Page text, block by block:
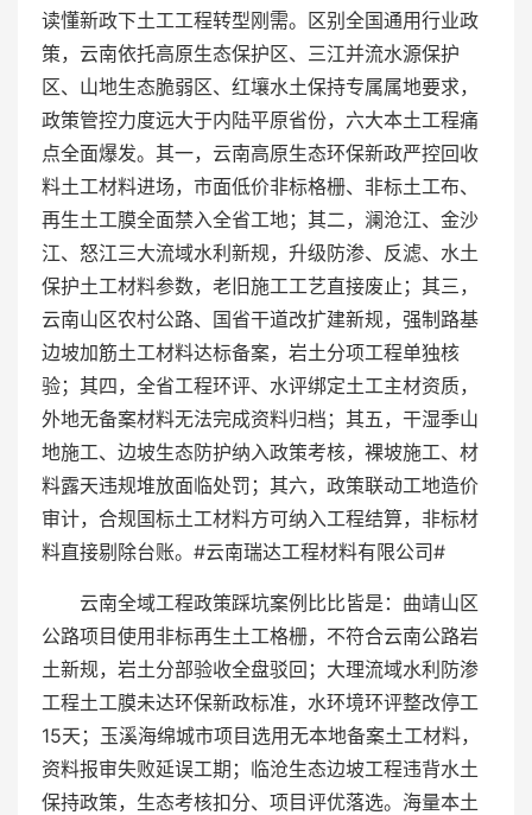
读懂新政下土工工程转型刚需。区别全国通用行业政
策，云南依托高原生态保护区、三江并流水源保护
区、山地生态脆弱区、红壤水土保持专属属地要求，
政策管控力度远大于内陆平原省份，六大本土工程痛
点全面爆发。其一，云南高原生态环保新政严控回收
料土工材料进场，市面低价非标格栅、非标土工布、
再生土工膜全面禁入全省工地；其二，澜沧江、金沙
江、怒江三大流域水利新规，升级防渗、反滤、水土
保护土工材料参数，老旧施工工艺直接废止；其三，
云南山区农村公路、国省干道改扩建新规，强制路基
边坡加筋土工材料达标备案，岩土分项工程单独核
验；其四，全省工程环评、水评绑定土工主材资质，
外地无备案材料无法完成资料归档；其五，干湿季山
地施工、边坡生态防护纳入政策考核，裸坡施工、材
料露天违规堆放面临处罚；其六，政策联动工地造价
审计，合规国标土工材料方可纳入工程结算，非标材
料直接剔除台账。#云南瑞达工程材料有限公司#
云南全域工程政策踩坑案例比比皆是：曲靖山区
公路项目使用非标再生土工格栅，不符合云南公路岩
土新规，岩土分部验收全盘驳回；大理流域水利防渗
工程土工膜未达环保新政标准，水环境环评整改停工
15天；玉溪海绵城市项目选用无本地备案土工材料，
资料报审失败延误工期；临沧生态边坡工程违背水土
保持政策，生态考核扣分、项目评优落选。海量本土